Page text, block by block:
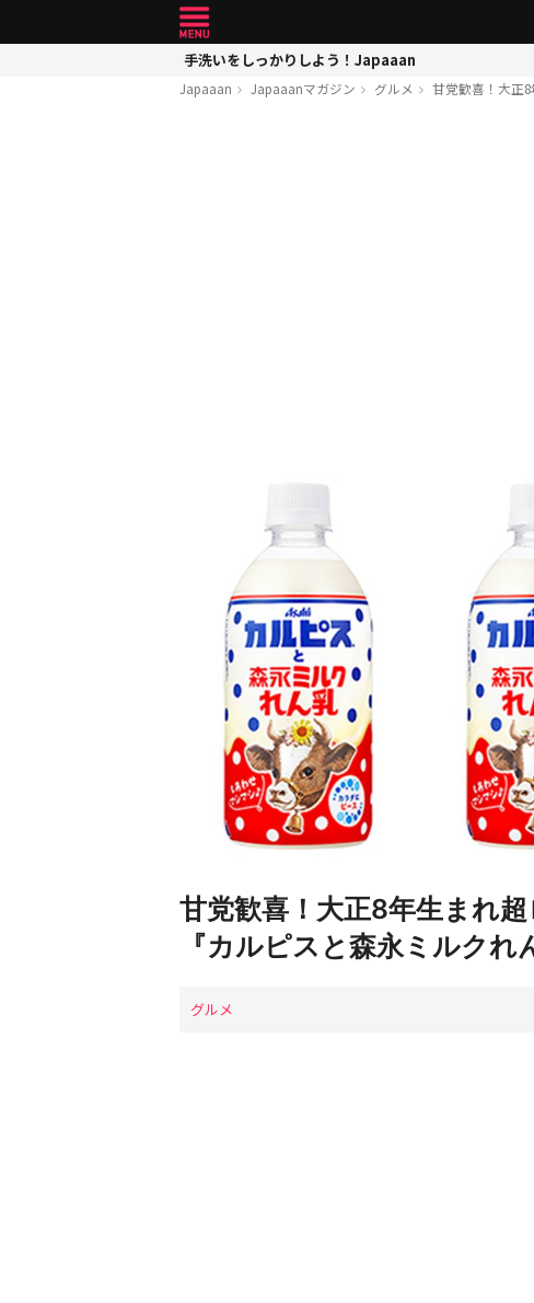
手洗いをしっかりしよう！Japaaan
Japaaan Japaaanマガジン グルメ 甘党歓喜！大正
甘党歓喜！大正8年生まれ
『カルピスと森永ミルクれ
グルメ